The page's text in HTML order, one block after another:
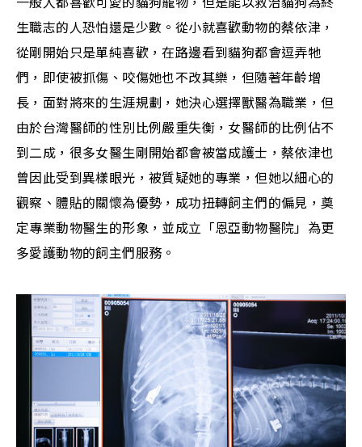
生職志的人恐怕還是少數。從小就喜歡動物的蔡依津，
從剛開始只是單純喜歡，在路邊看到貓狗都會逗弄牠
們，即使被抓傷、咬傷她也不改其樂，但隨著年齡增
長，面對將來的生涯規劃，她決心選擇獸醫為職業，但
由於台灣醫師的性別比例嚴重失衡，女醫師的比例佔不
到二成，很多女醫生剛開始都會被當成護士，蔡依津也
曾因此受到異樣眼光，被質疑她的專業，但她以細心的
觀察、體貼的關懷為優勢，成功扭轉飼主們的偏見，奠
定專業動物醫生的形象，並成立「恩亞動物醫院」為更
多愛護動物的飼主們服務。